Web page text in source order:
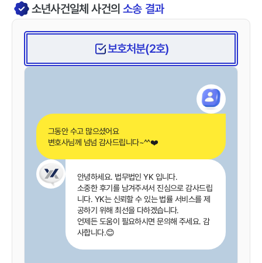
소년사건일체사건의소송 결과
보호처분(2호)
그동안 수고 많으셨어요
변호사님께 넘넘 감사드립니다~^^❤️
안녕하세요. 법무법인 YK 입니다.
소중한 후기를 남겨주셔서 진심으로 감사드립
니다. YK는 신뢰할 수 있는 법률 서비스를 제
공하기 위해 최선을 다하겠습니다.
언제든 도움이 필요하시면 문의해 주세요. 감
사합니다.😊